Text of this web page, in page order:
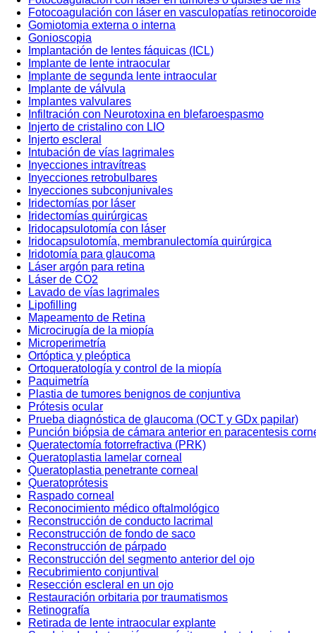
Fotocoagulación con láser en vasculopatías
Gomiotomia externa o interna
Gonioscopia
Implantación de lentes fáquicas (ICL)
Implante de lente intraocular
Implante de segunda lente intraocular
Implante de válvula
Implantes valvulares
Infiltración con Neurotoxina en blefaroespasmo
Injerto de cristalino con LIO
Injerto escleral
Intubación de vías lagrimales
Inyecciones intravítreas
Inyecciones retrobulbares
Inyecciones subconjunivales
Iridectomías por láser
Iridectomías quirúrgicas
Iridocapsulotomía con láser
Iridocapsulotomía, membranulectomía quirúrgica
Iridotomía para glaucoma
Láser argón para retina
Láser de CO2
Lavado de vías lagrimales
Lipofilling
Mapeamento de Retina
Microcirugía de la miopía
Microperimetría
Ortóptica y pleóptica
Ortoqueratología y control de la miopía
Paquimetría
Plastia de tumores benignos de conjuntiva
Prótesis ocular
Prueba diagnóstica de glaucoma (OCT y GDx papilar)
Punción biópsia de cámara anterior en paracentesis
Queratectomía fotorrefractiva (PRK)
Queratoplastia lamelar corneal
Queratoplastia penetrante corneal
Queratoprótesis
Raspado corneal
Reconocimiento médico oftalmológico
Reconstrucción de conducto lacrimal
Reconstrucción de fondo de saco
Reconstrucción de párpado
Reconstrucción del segmento anterior del ojo
Recubrimiento conjuntival
Resección escleral en un ojo
Restauración orbitaria por traumatismos
Retinografía
Retirada de lente intraocular explante